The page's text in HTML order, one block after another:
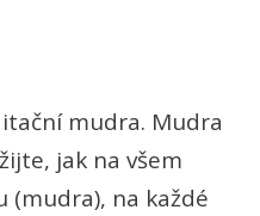
mudra. Mudra
jak na všem
(mudra), na každé